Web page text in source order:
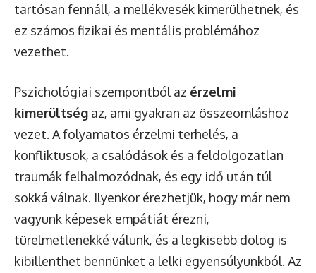
tartósan fennáll, a mellékvesék kimerülhetnek, és
ez számos fizikai és mentális problémához
vezethet.
Pszichológiai szempontból az érzelmi
kimerültség az, ami gyakran az összeomláshoz
vezet. A folyamatos érzelmi terhelés, a
konfliktusok, a csalódások és a feldolgozatlan
traumák felhalmozódnak, és egy idő után túl
sokká válnak. Ilyenkor érezhetjük, hogy már nem
vagyunk képesek empátiát érezni,
türelmetlenekké válunk, és a legkisebb dolog is
kibillenthet bennünket a lelki egyensúlyunkból. Az